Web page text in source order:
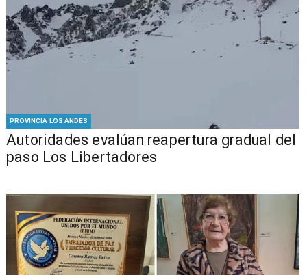
PROVINCIA LOS ANDES
​​Autoridades evalúan reapertura gradual del
paso Los Libertadores